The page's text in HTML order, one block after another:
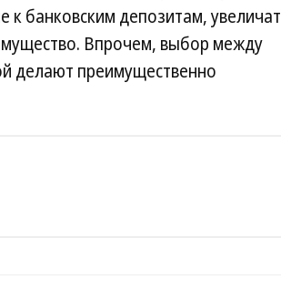
банковским депозитам, увеличат
Впрочем, выбор между
делают преимущественно